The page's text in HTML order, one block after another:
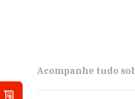
Acompanhe tudo